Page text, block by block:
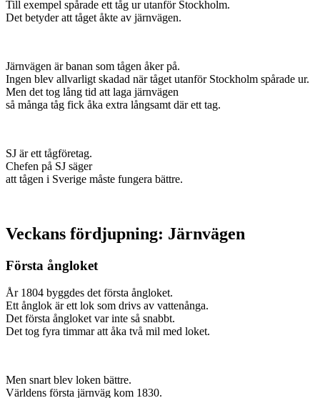
Till exempel spårade ett tåg ur utanför Stockholm.
Det betyder att tåget åkte av järnvägen.
Järnvägen är banan som tågen åker på.
Ingen blev allvarligt skadad när tåget utanför Stockholm spårade ur.
Men det tog lång tid att laga järnvägen
så många tåg fick åka extra långsamt där ett tag.
SJ är ett tågföretag.
Chefen på SJ säger
att tågen i Sverige måste fungera bättre.
Veckans fördjupning: Järnvägen
Första ångloket
År 1804 byggdes det första ångloket.
Ett ånglok är ett lok som drivs av vattenånga.
Det första ångloket var inte så snabbt.
Det tog fyra timmar att åka två mil med loket.
Men snart blev loken bättre.
Världens första järnväg kom 1830.